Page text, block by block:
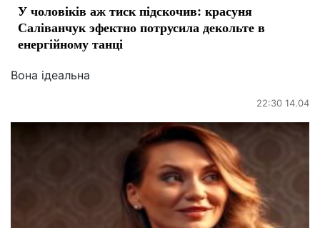
У чоловіків аж тиск підскочив: красуня
Саліванчук эфектно потрусила декольте в
енергійному танці
Вона ідеальна
22:30 14.04